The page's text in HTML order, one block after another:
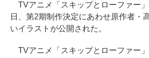
TVアニメ「スキップとローファー
日、第2期制作決定にあわせ原作者・
いイラストが公開された。
TVアニメ「スキップとローファー